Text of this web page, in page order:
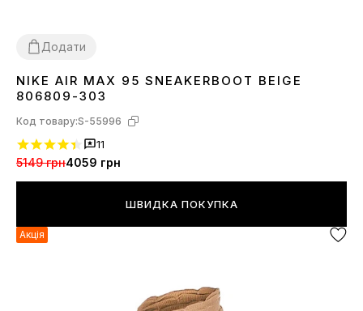
Додати
4145
NIKE AIR MAX 95 SNEAKERBOOT BEIGE
806809-303
Код товару:S-55996
11
5149 грн4059 грн
ШВИДКА ПОКУПКА
Акція